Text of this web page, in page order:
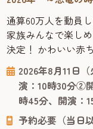
に学べる！
通算60万人を動員
家族みんなで楽し
決定！ かわいい赤
スまで登場する、
竜ショー「恐竜パ
ムスリップした感
リー向けのパフォ
く、ラッキーなお
2026年8月11日
演：10時30分②
時45分、開演：
予約必要（当日